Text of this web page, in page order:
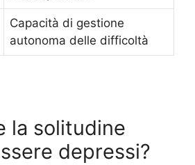
Capacità di gestione
autonoma delle difficoltà
la solitudine
depressi?